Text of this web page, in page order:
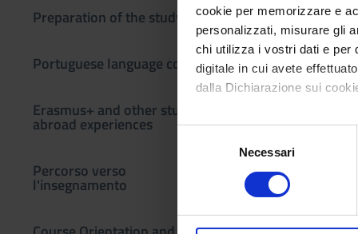
cookie per memorizzare e
personalizzati, misurare gli
chi utilizza i vostri dati e per
digitale in cui avete
dalla Dichiarazione sui
Con il tuo consenso,
raccogliere
digitali).
modificare o ritirare il tuo
Necessari
Preparation of the study plan
Portuguese language course
Erasmus+ and other study
abroad experiences
Percorso verso
l'insegnamento